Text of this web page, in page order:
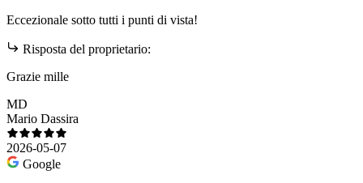
Eccezionale sotto tutti i punti di vista!
Risposta del proprietario:
Grazie mille
MD
Mario Dassira
2026-05-07
Google